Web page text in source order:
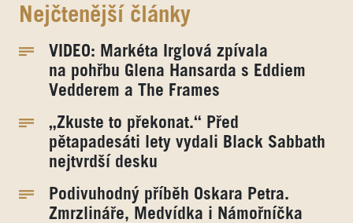
Nejčtenější články
VIDEO: Markéta Irglová zpívala
na pohřbu Glena Hansarda s Eddiem
Vedderem a The Frames
„Zkuste to překonat.“ Před
pětapadesáti lety vydali Black Sabbath
nejtvrdší desku
Podivuhodný příběh Oskara Petra.
Zmrzlináře, Medvídka i Námořníčka